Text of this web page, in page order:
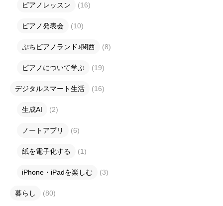
ピアノレッスン (16)
ピアノ発表会 (10)
ぷちピアノランド♪関西 (8)
ピアノについて学ぶ (19)
デジタルスマート生活 (16)
生成AI (2)
ノートアプリ (6)
紙を電子化する (1)
iPhone・iPadを楽しむ (3)
暮らし (80)